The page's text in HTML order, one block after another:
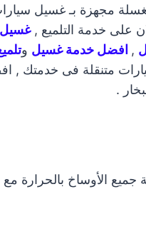
مجهزة بـ غسيل
غسيل
, افضل خدمة غسيل و
متنقلة فى خدمتك ,
.
جميع الأوساخ بالحرارة مع